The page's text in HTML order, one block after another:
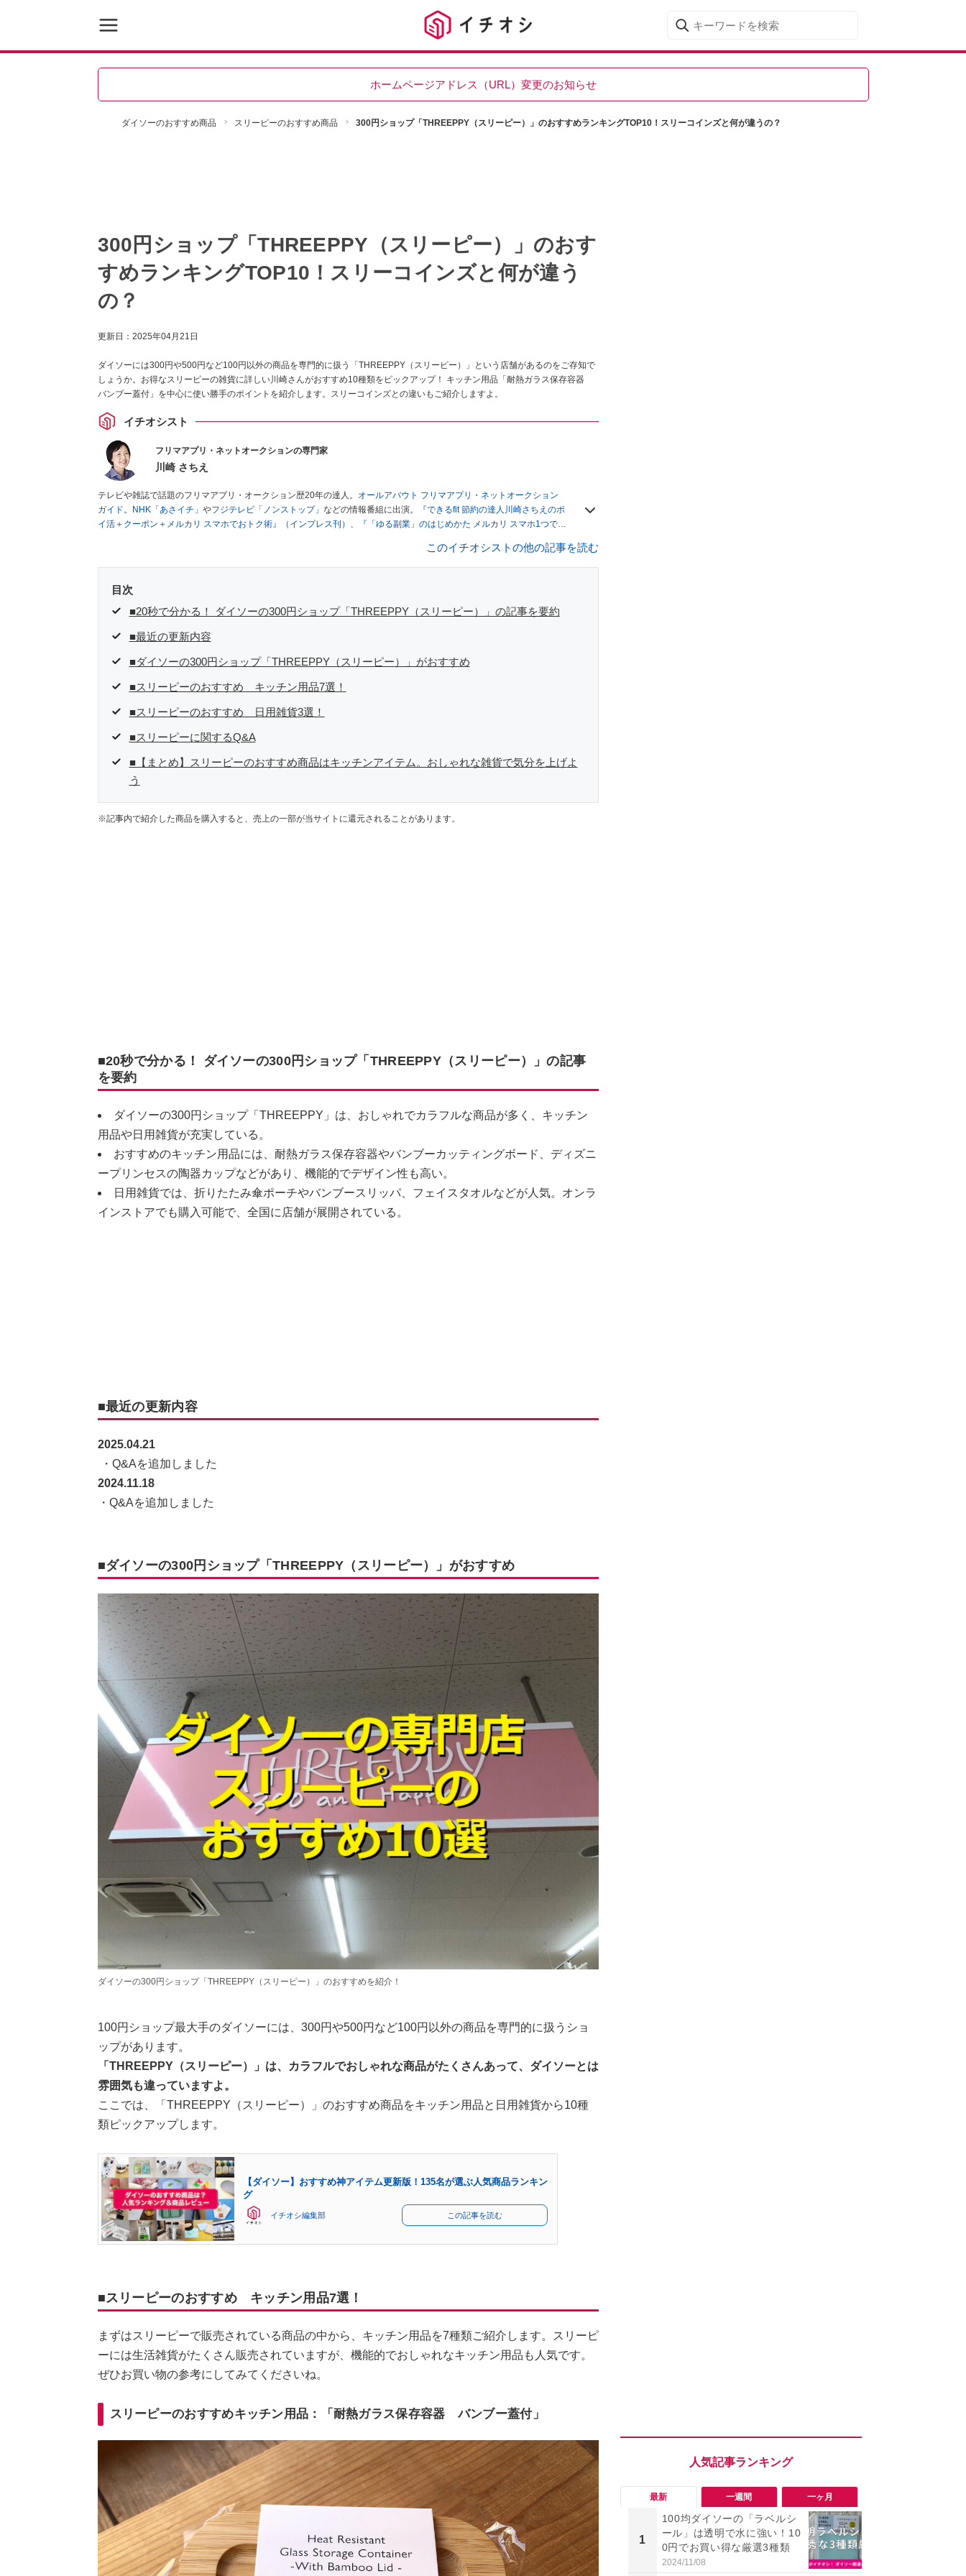
ホームページアドレス（URL）変更のお知らせ
ダイソーのおすすめ商品 スリーピーのおすすめ商品 300円ショップ「THREEPPY（スリーピー）」のおすすめランキングTOP10！スリーコインズと何が違うの？
300円ショップ「THREEPPY（スリーピー）」のおす
すめランキングTOP10！スリーコインズと何が違う
の？
更新日： 2025年04月21日
ダイソーには300円や500円など100円以外の商品を専門的に扱う「THREEPPY（スリーピー）」という店舗があるのをご存知で
しょうか。お得なスリーピーの雑貨に詳しい川崎さんがおすすめ10種類をピックアップ！ キッチン用品「耐熱ガラス保存容器
バンブー蓋付」を中心に使い勝手のポイントを紹介します。スリーコインズとの違いもご紹介しますよ。
イチオシスト
フリマアプリ・ネットオークションの専門家
川崎 さちえ
テレビや雑誌で話題のフリマアプリ・オークション歴20年の達人。
オールアバウト フリマアプリ・ネットオークション
ガイド。 NHK「あさイチ」 やフジテレビ「ノンストップ」 などの情報番組に出演。
『できるfit 節約の達人川崎さちえのポ
イ活＋クーポン＋メルカリ スマホでおトク術』（インプレス刊） 、
『「ゆる副業」のはじめかた メルカリ スマホ1つでス
■経歴：2003年、夫が子育てをするために、突然会社を辞める。翌月からの給料が０円になり、家にいながら、しかも空
いた時間でできるオークションに目をつける。しかし、取引の仕方がわからずに、まずは落札者として参加。その後、出
を生活の一部に取り入れるべく、「ネットオークションやフリマアプリは生活のインフラになる」という考えを持つ。ま
た消費税増税の社会においては、ネットオークションやフリマアプリが家計の救世主になりえると考え、業者とは違う視
このイチオシストの他の記事を読む
目次
■20秒で分かる！ ダイソーの300円ショップ「THREEPPY（スリーピー）」の記事を要約
■最近の更新内容
■ダイソーの300円ショップ「THREEPPY（スリーピー）」がおすすめ
■スリーピーのおすすめ キッチン用品7選！
■スリーピーのおすすめ 日用雑貨3選！
■スリーピーに関するQ&A
■【まとめ】スリーピーのおすすめ商品はキッチンアイテム。おしゃれな雑貨で気分を上げよ
う
※記事内で紹介した商品を購入すると、売上の一部が当サイトに還元されることがあります。
■20秒で分かる！ ダイソーの300円ショップ「THREEPPY（スリーピー）」の記事
を要約
ダイソーの300円ショップ「THREEPPY」は、おしゃれでカラフルな商品が多く、キッチン
用品や日用雑貨が充実している。
おすすめのキッチン用品には、耐熱ガラス保存容器やバンブーカッティングボード、ディズニ
ープリンセスの陶器カップなどがあり、機能的でデザイン性も高い。
日用雑貨では、折りたたみ傘ポーチやバンブースリッパ、フェイスタオルなどが人気。オンラ
インストアでも購入可能で、全国に店舗が展開されている。
■最近の更新内容
2025.04.21
・Q&Aを追加しました
2024.11.18
・Q&Aを追加しました
■ダイソーの300円ショップ「THREEPPY（スリーピー）」がおすすめ
ダイソーの300円ショップ「THREEPPY（スリーピー）」のおすすめを紹介！
100円ショップ最大手のダイソーには、300円や500円など100円以外の商品を専門的に扱うショ
ップがあります。
「THREEPPY（スリーピー）」は、カラフルでおしゃれな商品がたくさんあって、ダイソーとは
雰囲気も違っていますよ。
ここでは、「THREEPPY（スリーピー）」のおすすめ商品をキッチン用品と日用雑貨から10種
類ピックアップします。
【ダイソー】おすすめ神アイテム更新版！135名が選ぶ人気商品ランキン
グ
イチオシ編集部 この記事を読む
■スリーピーのおすすめ キッチン用品7選！
まずはスリーピーで販売されている商品の中から、キッチン用品を7種類ご紹介します。スリーピ
ーには生活雑貨がたくさん販売されていますが、機能的でおしゃれなキッチン用品も人気です。
ぜひお買い物の参考にしてみてくださいね。
スリーピーのおすすめキッチン用品：「耐熱ガラス保存容器 バンブー蓋付」
最新 一週間 一ヶ月
1
100均ダイソーの「ラベルシ
ール」は透明で水に強い！10
0円でお買い得な厳選3種類
2024/11/08